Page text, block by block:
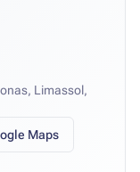
Limassol,
Maps